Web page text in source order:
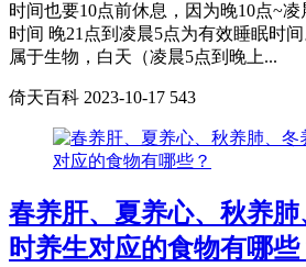
时间也要10点前休息，因为晚10点~
时间 晚21点到凌晨5点为有效睡眠时
属于生物，白天（凌晨5点到晚上...
倚天百科 2023-10-17 543
春养肝、夏养心、秋养肺
时养生对应的食物有哪些